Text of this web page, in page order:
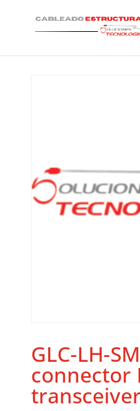
GLC-LH-
connector
transceiver